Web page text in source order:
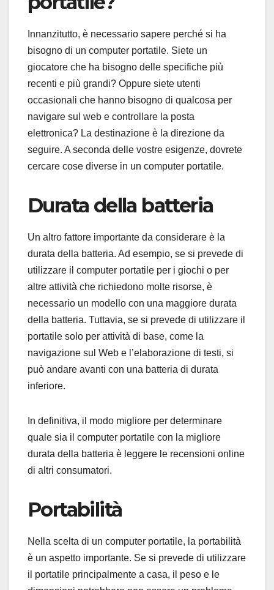
Innanzitutto, è necessario sapere perché si ha
bisogno di un computer portatile. Siete un
giocatore che ha bisogno delle specifiche più
recenti e più grandi? Oppure siete utenti
occasionali che hanno bisogno di qualcosa per
navigare sul web e controllare la posta
elettronica? La destinazione è la direzione da
seguire. A seconda delle vostre esigenze, dovrete
cercare cose diverse in un computer portatile.
Durata della batteria
Un altro fattore importante da considerare è la
durata della batteria. Ad esempio, se si prevede di
utilizzare il computer portatile per i giochi o per
altre attività che richiedono molte risorse, è
necessario un modello con una maggiore durata
della batteria. Tuttavia, se si prevede di utilizzare il
portatile solo per attività di base, come la
navigazione sul Web e l’elaborazione di testi, si
può andare avanti con una batteria di durata
inferiore.
In definitiva, il modo migliore per determinare
quale sia il computer portatile con la migliore
durata della batteria è leggere le recensioni online
di altri consumatori.
Portabilità
Nella scelta di un computer portatile, la portabilità
è un aspetto importante. Se si prevede di utilizzare
il portatile principalmente a casa, il peso e le